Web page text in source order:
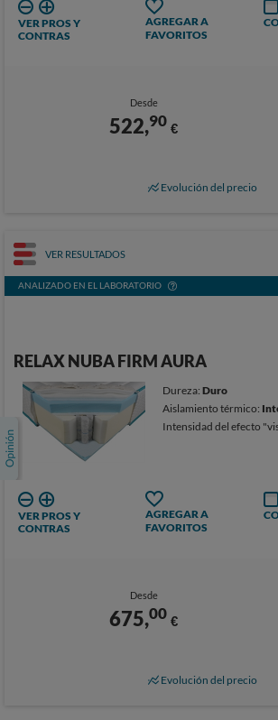
VER PROS Y
CONTRAS
AGREGAR A
FAVORITOS
Desde
522,90 €
Evolución del precio
VER RESULTADOS
ANALIZADO EN EL LABORATORIO
RELAX NUBA FIRM AURA
Dureza:Duro
Aislamiento térmico:
Intensidad del efecto
VER PROS Y
CONTRAS
AGREGAR A
FAVORITOS
Desde
675,00 €
Evolución del precio